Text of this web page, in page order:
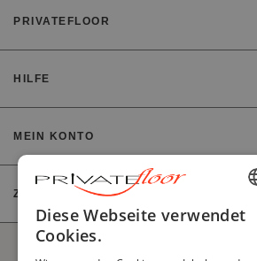
PRIVATEFLOOR
HILFE
MEIN KONTO
ZAHLUNG
ENGLISH
Diese Webseite verwendet
Cookies.